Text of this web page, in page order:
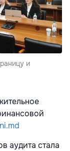
и
аудита стала